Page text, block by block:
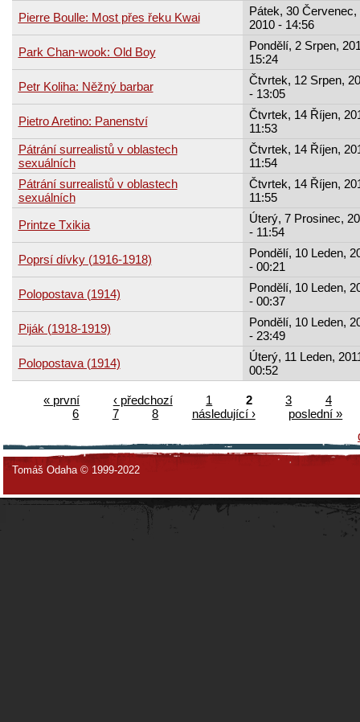
Pierre Boulle: Most přes řeku Kwai
Pátek, 30 Červenec,
2010 - 14:56
Park Chan-wook: Old Boy
Pondělí, 2 Srpen,
15:24
Petr Koliha: Něžný barbar
Čtvrtek, 12 Srpen,
- 13:05
Pietro Aretino: Panenství
Čtvrtek, 14 Říjen,
11:53
Pátrání surrealistů v oblastech
sexuálních
Čtvrtek, 14 Říjen,
11:54
Pátrání surrealistů v oblastech
sexuálních
Čtvrtek, 14 Říjen,
11:55
Printze Txikia
Úterý, 7 Prosinec,
- 11:54
Poprsí dívky (1916-1918)
Pondělí, 10 Leden,
- 00:21
Polopostava (1914)
Pondělí, 10 Leden,
- 00:37
Piják (1918-1919)
Pondělí, 10 Leden,
- 23:49
Polopostava (1914)
Úterý, 11 Leden,
00:52
« první ‹ předchozí 1 2 3
4
6
7 8 následující ›
poslední »
Tomáš Odaha © 1999-2022